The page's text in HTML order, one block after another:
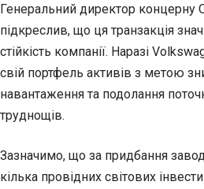
Генеральний директор концерну
підкреслив, що ця транзакція
стійкість компанії. Наразі
свій портфель активів з метою
навантаження та подолання
труднощів.
Зазначимо, що за придбання
кілька провідних світових